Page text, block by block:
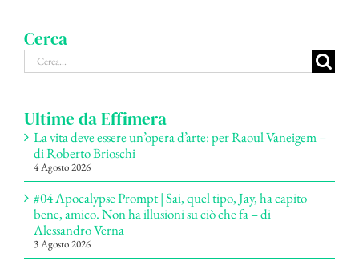
Cerca
Cerca
per:
Ultime da Effimera
La vita deve essere un’opera d’arte: per Raoul Vaneigem –
di Roberto Brioschi
4 Agosto 2026
#04 Apocalypse Prompt | Sai, quel tipo, Jay, ha capito
bene, amico. Non ha illusioni su ciò che fa – di
Alessandro Verna
3 Agosto 2026